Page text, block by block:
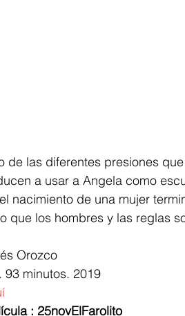
de las diferentes presiones
a usar a Angela como
nacimiento de una mujer
que los hombres y las reglas
Orozco
minutos. 2019
: 25novElFarolito